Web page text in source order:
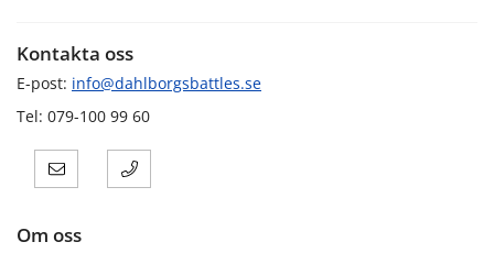
Kontakta oss
E-post: info@dahlborgsbattles.se
Tel: 079-100 99 60
Om oss